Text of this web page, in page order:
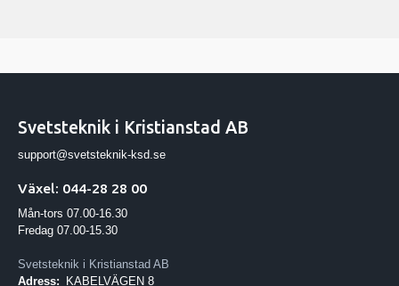
Svetsteknik i Kristianstad AB
support@svetsteknik-ksd.se
Växel: 044-28 28 00
Mån-tors 07.00-16.30
Fredag 07.00-15.30
Svetsteknik i Kristianstad AB
Adress:
KABELVÄGEN 8